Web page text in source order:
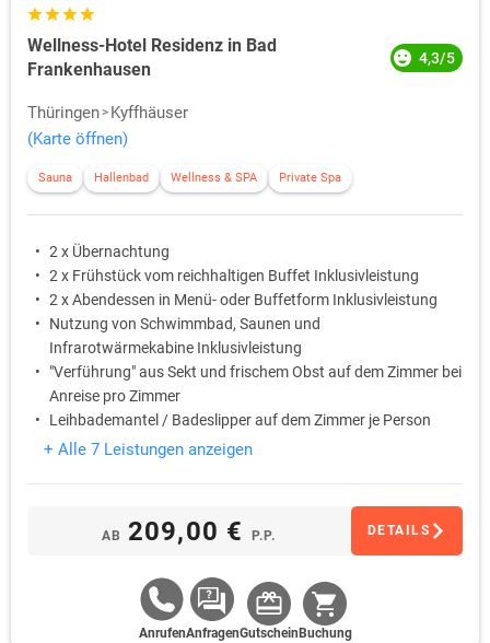
Wellness-Hotel Residenz in Bad
Frankenhausen
4,3/5
Thüringen
Kyffhäuser
(Karte öffnen)
Sauna Hallenbad Wellness & SPA Private Spa
2 x Übernachtung
2 x Frühstück vom reichhaltigen Buffet Inklusivleistung
2 x Abendessen in Menü- oder Buffetform Inklusivleistung
Nutzung von Schwimmbad, Saunen und
Infrarotwärmekabine Inklusivleistung
"Verführung" aus Sekt und frischem Obst auf dem Zimmer bei
Anreise pro Zimmer
Leihbademantel / Badeslipper auf dem Zimmer je Person
+ Alle 7 Leistungen anzeigen
AB 209,00 € P.P. DETAILS
AnrufenAnfragenGutschein Buchung